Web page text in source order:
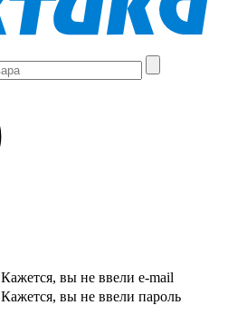
Кажется, вы не ввели e-mail
Кажется, вы не ввели пароль